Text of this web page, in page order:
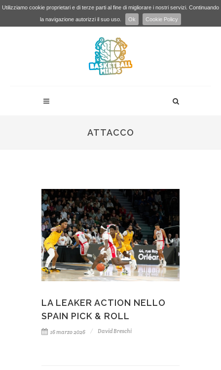
Utilizziamo cookie proprietari e di terze parti al fine di migliorare i nostri servizi. Continuando
la navigazione autorizzi il suo uso.
Ok Cookie Policy
ATTACCO
LA LEAKER ACTION NELLO
SPAIN PICK & ROLL
16 marzo 2026 David Breschi